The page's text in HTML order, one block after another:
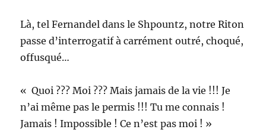
Là, tel Fernandel dans le Shpountz, notre Riton
passe d’interrogatif à carrément outré, choqué,
offusqué…
« Quoi ??? Moi ??? Mais jamais de la vie !!! Je
n’ai même pas le permis !!! Tu me connais !
Jamais ! Impossible ! Ce n’est pas moi ! »